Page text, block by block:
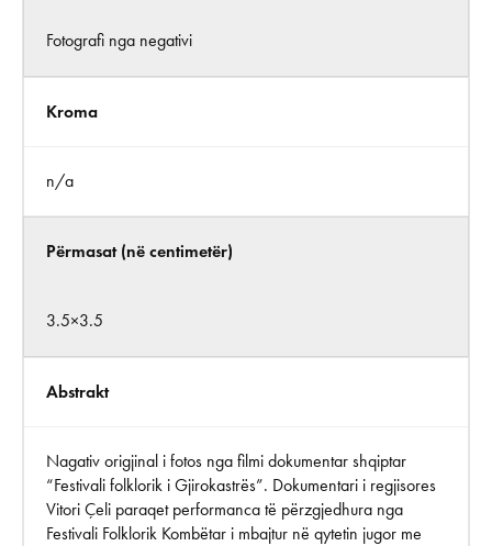
Fotografi nga negativi
Kroma
n/a
Përmasat (në centimetër)
3.5×3.5
Abstrakt
Nagativ origjinal i fotos nga filmi dokumentar shqiptar
“Festivali folklorik i Gjirokastrës”. Dokumentari i regjisores
Vitori Çeli paraqet performanca të përzgjedhura nga
Festivali Folklorik Kombëtar i mbajtur në qytetin jugor me